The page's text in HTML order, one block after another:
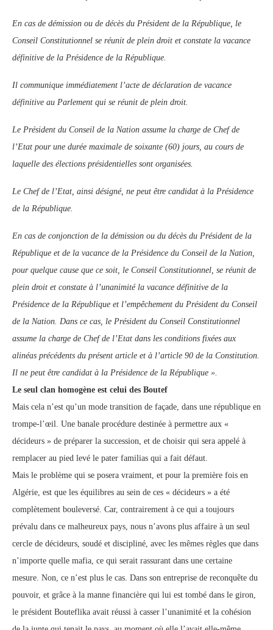
En cas de démission ou de décès du Président de la République, le
Conseil Constitutionnel se réunit de plein droit et constate la vacance
définitive de la Présidence de la République.
Il communique immédiatement l’acte de déclaration de vacance
définitive au Parlement qui se réunit de plein droit.
Le Président du Conseil de la Nation assume la charge de Chef de
l’Etat pour une durée maximale de soixante (60) jours, au cours de
laquelle des élections présidentielles sont organisées.
Le Chef de l’Etat, ainsi désigné, ne peut être candidat à la Présidence
de la République.
En cas de conjonction de la démission ou du décès du Président de la
République et de la vacance de la Présidence du Conseil de la Nation,
pour quelque cause que ce soit, le Conseil Constitutionnel, se réunit de
plein droit et constate à l’unanimité la vacance définitive de la
Présidence de la République et l’empêchement du Président du Conseil
de la Nation. Dans ce cas, le Président du Conseil Constitutionnel
assume la charge de Chef de l’Etat dans les conditions fixées aux
alinéas précédents du présent article et à l’article 90 de la Constitution.
Il ne peut être candidat à la Présidence de la République ».
Le seul clan homogène est celui des Boutef
Mais cela n’est qu’un mode transition de façade, dans une république en
trompe-l’œil. Une banale procédure destinée à permettre aux «
décideurs » de préparer la succession, et de choisir qui sera appelé à
remplacer au pied levé le pater familias qui a fait défaut.
Mais le problème qui se posera vraiment, et pour la première fois en
Algérie, est que les équilibres au sein de ces « décideurs » a été
complètement bouleversé. Car, contrairement à ce qui a toujours
prévalu dans ce malheureux pays, nous n’avons plus affaire à un seul
cercle de décideurs, soudé et discipliné, avec les mêmes règles que dans
n’importe quelle mafia, ce qui serait rassurant dans une certaine
mesure. Non, ce n’est plus le cas. Dans son entreprise de reconquête du
pouvoir, et grâce à la manne financière qui lui est tombé dans le giron,
le président Bouteflika avait réussi à casser l’unanimité et la cohésion